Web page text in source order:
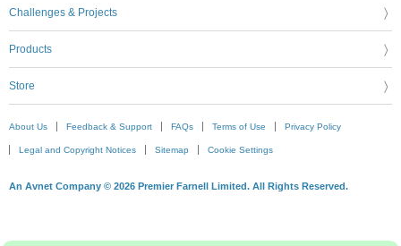
Challenges & Projects
Products
Store
About Us Feedback & Support FAQs Terms of Use Privacy Policy
Legal and Copyright Notices Sitemap Cookie Settings
An Avnet Company © 2026 Premier Farnell Limited. All Rights Reserved.